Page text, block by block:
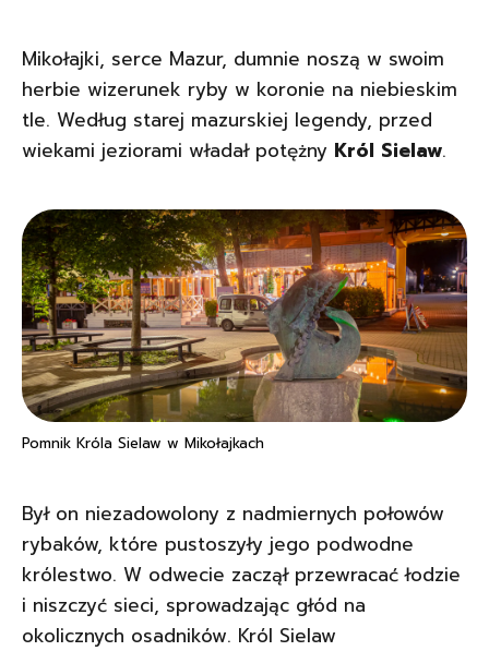
Mikołajki, serce Mazur, dumnie noszą w swoim
herbie wizerunek ryby w koronie na niebieskim
tle. Według starej mazurskiej legendy, przed
wiekami jeziorami władał potężny Król Sielaw.
Pomnik Króla Sielaw w Mikołajkach
Był on niezadowolony z nadmiernych połowów
rybaków, które pustoszyły jego podwodne
królestwo. W odwecie zaczął przewracać łodzie
i niszczyć sieci, sprowadzając głód na
okolicznych osadników. Król Sielaw